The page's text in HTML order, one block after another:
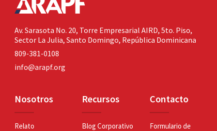
Av. Sarasota No. 20, Torre Empresarial AIRD, 5to. Piso,
Sector La Julia, Santo Domingo, República Dominicana
809-381-0108
info@arapf.org
Nosotros
Relato
Recursos
Blog Corporativo
Contacto
Formulario de